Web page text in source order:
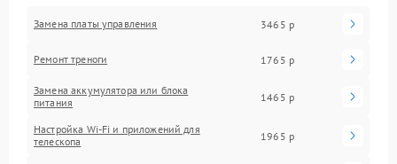
Замена платы управления 3465 р
Ремонт треноги 1765 р
Замена аккумулятора или блока
питания
1465 р
Настройка Wi-Fi и приложений для
телескопа
1965 р